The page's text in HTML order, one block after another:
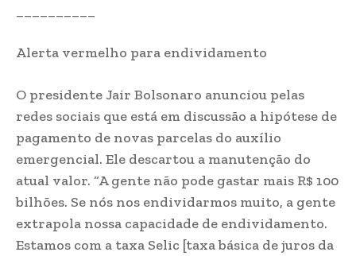
Alerta vermelho para endividamento
O presidente Jair Bolsonaro anunciou pelas
redes sociais que está em discussão a hipótese de
pagamento de novas parcelas do auxílio
emergencial. Ele descartou a manutenção do
atual valor. “A gente não pode gastar mais R$ 100
bilhões. Se nós nos endividarmos muito, a gente
extrapola nossa capacidade de endividamento.
Estamos com a taxa Selic [taxa básica de juros da